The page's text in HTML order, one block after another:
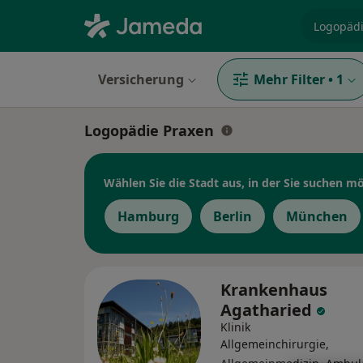
Versicherung Mehr Filter • 1
Logopädie Praxen
Wählen Sie die Stadt aus, in der Sie suchen
Hamburg Berlin München
Krankenhaus
Agatharied
Klinik
Allgemeinchirurgie,